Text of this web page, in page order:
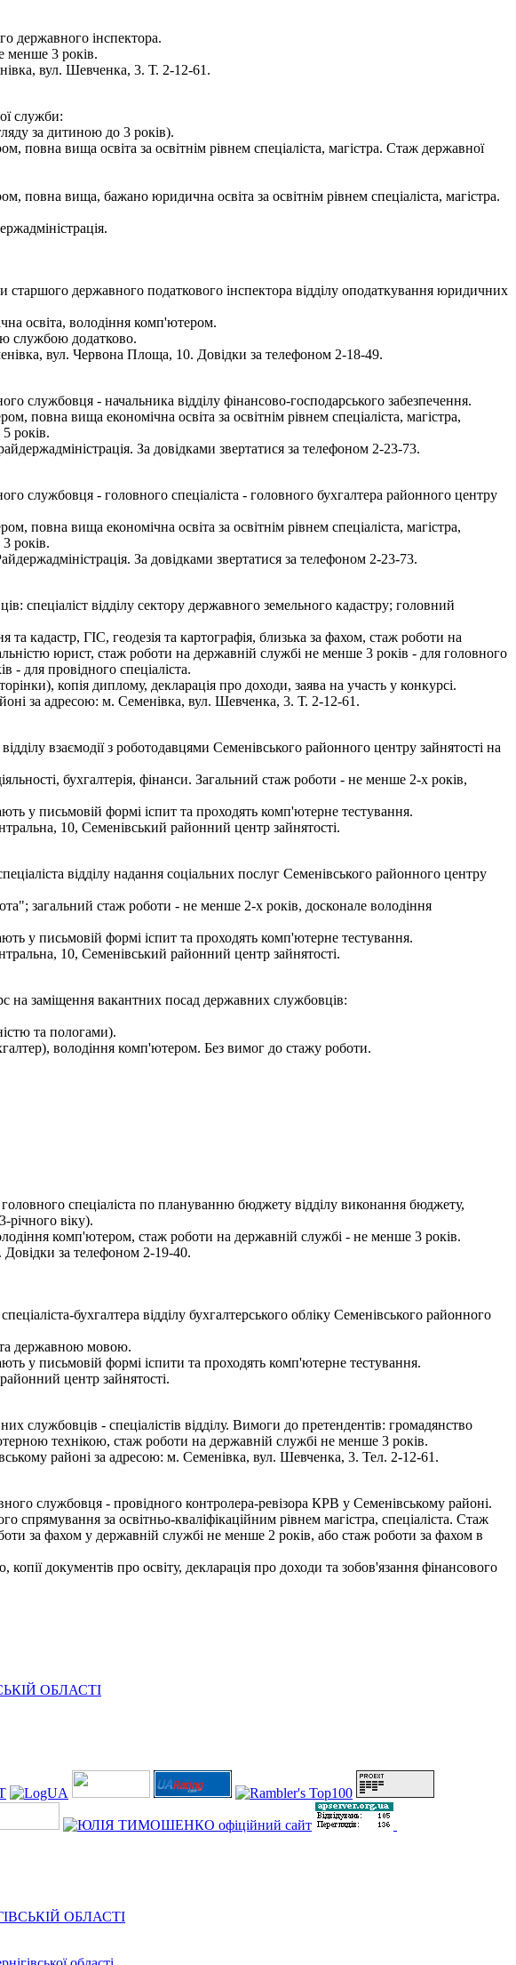
державного інспектора.
менше 3 років.
вул. Шевченка, 3. Т. 2-12-61.
служби:
за дитиною до 3 років).
вища освіта за освітнім рівнем спеціаліста, магістра. Стаж державної
вища, бажано юридична освіта за освітнім рівнем спеціаліста, магістра.
державного податкового інспектора відділу оподаткування юридичних
освіта, володіння комп'ютером.
службою додатково.
вул. Червона Площа, 10. Довідки за телефоном 2-18-49.
службовця - начальника відділу фінансово-господарського забезпечення.
вища економічна освіта за освітнім рівнем спеціаліста, магістра,
років.
За довідками звертатися за телефоном 2-23-73.
службовця - головного спеціаліста - головного бухгалтера районного центру
вища економічна освіта за освітнім рівнем спеціаліста, магістра,
років.
За довідками звертатися за телефоном 2-23-73.
спеціаліст відділу сектору державного земельного кадастру; головний
кадастр, ГІС, геодезія та картографія, близька за фахом, стаж роботи на
юрист, стаж роботи на державній службі не менше 3 років - для головного
- для провідного спеціаліста.
копія диплому, декларація про доходи, заява на участь у конкурсі.
за адресою: м. Семенівка, вул. Шевченка, 3. Т. 2-12-61.
взаємодії з роботодавцями Семенівського районного центру зайнятості на
бухгалтерія, фінанси. Загальний стаж роботи - не менше 2-х років,
у письмовій формі іспит та проходять комп'ютерне тестування.
10, Семенівський районний центр зайнятості.
відділу надання соціальних послуг Семенівського районного центру
загальний стаж роботи - не менше 2-х років, досконале володіння
у письмовій формі іспит та проходять комп'ютерне тестування.
10, Семенівський районний центр зайнятості.
на заміщення вакантних посад державних службовців:
та пологами).
володіння комп'ютером. Без вимог до стажу роботи.
спеціаліста по плануванню бюджету відділу виконання бюджету,
річного віку).
комп'ютером, стаж роботи на державній службі - не менше 3 років.
за телефоном 2-19-40.
бухгалтера відділу бухгалтерського обліку Семенівського районного
державною мовою.
у письмовій формі іспити та проходять комп'ютерне тестування.
центр зайнятості.
службовців - спеціалістів відділу. Вимоги до претендентів: громадянство
технікою, стаж роботи на державній службі не менше 3 років.
районі за адресою: м. Семенівка, вул. Шевченка, 3. Тел. 2-12-61.
службовця - провідного контролера-ревізора КРВ у Семенівському районі.
за освітньо-кваліфікаційним рівнем магістра, спеціаліста. Стаж
за фахом у державній службі не менше 2 років, або стаж роботи за фахом в
документів про освіту, декларація про доходи та зобов'язання фінансового
ОБЛАСТІ
ОБЛАСТІ